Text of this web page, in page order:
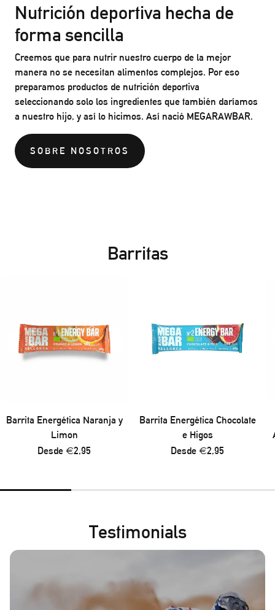
Nutrición deportiva hecha de
forma sencilla
Creemos que para nutrir nuestro cuerpo de la mejor
manera no se necesitan alimentos complejos. Por eso
preparamos productos de nutrición deportiva
seleccionando solo los ingredientes que también daríamos
a nuestro hijo, y así lo hicimos. Así nació MEGARAWBAR.
SOBRE NOSOTROS
Barritas
Barrita Energética Naranja y
Limon
Precio
Desde €2,95
Barrita Energética Chocolate
e Higos
Precio
Desde €2,95
Testimonials